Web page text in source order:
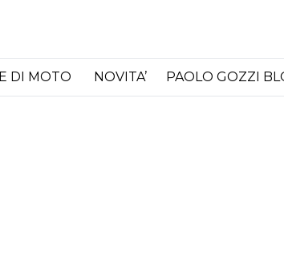
DI MOTO NOVITA’ PAOLO GOZZI